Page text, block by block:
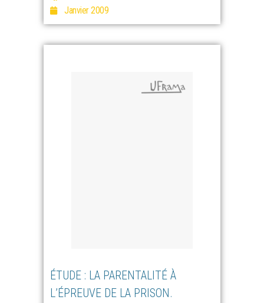
Janvier 2009
ÉTUDE : LA PARENTALITÉ À
L’ÉPREUVE DE LA PRISON.